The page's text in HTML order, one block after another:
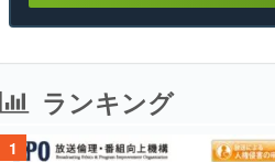
ランキング
1